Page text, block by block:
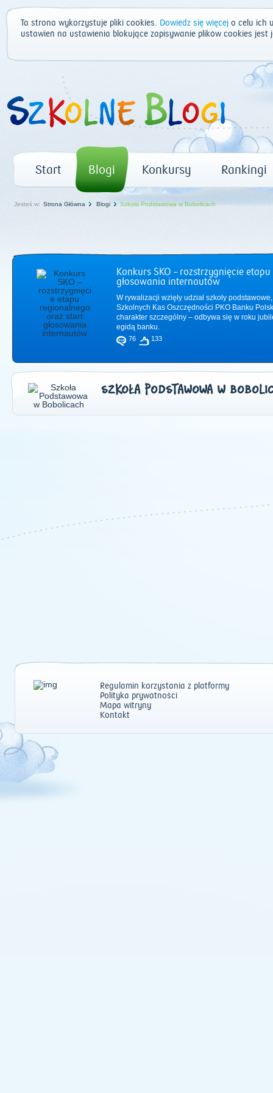
Ta strona wykorzystuje pliki cookies. Dowiedz się więcej o celu ich
ustawień na ustawienia blokujące zapisywanie plików cookies
Start Blogi Konkursy Rankingi
Jesteś w: Strona Główna Blogi Szkoła Podstawowa w Bobolicach
Konkurs SKO – rozstrzygnięcie
głosowania internautów
W rywalizacji wzięły udział szkoły
Szkolnych Kas Oszczędności PKO Banku
charakter szczególny – odbywa się w roku
egidą banku.
76 133
SZKOŁA PODSTAWOWA W
Regulamin korzystania z platformy
Polityka prywatności
Mapa witryny
Kontakt